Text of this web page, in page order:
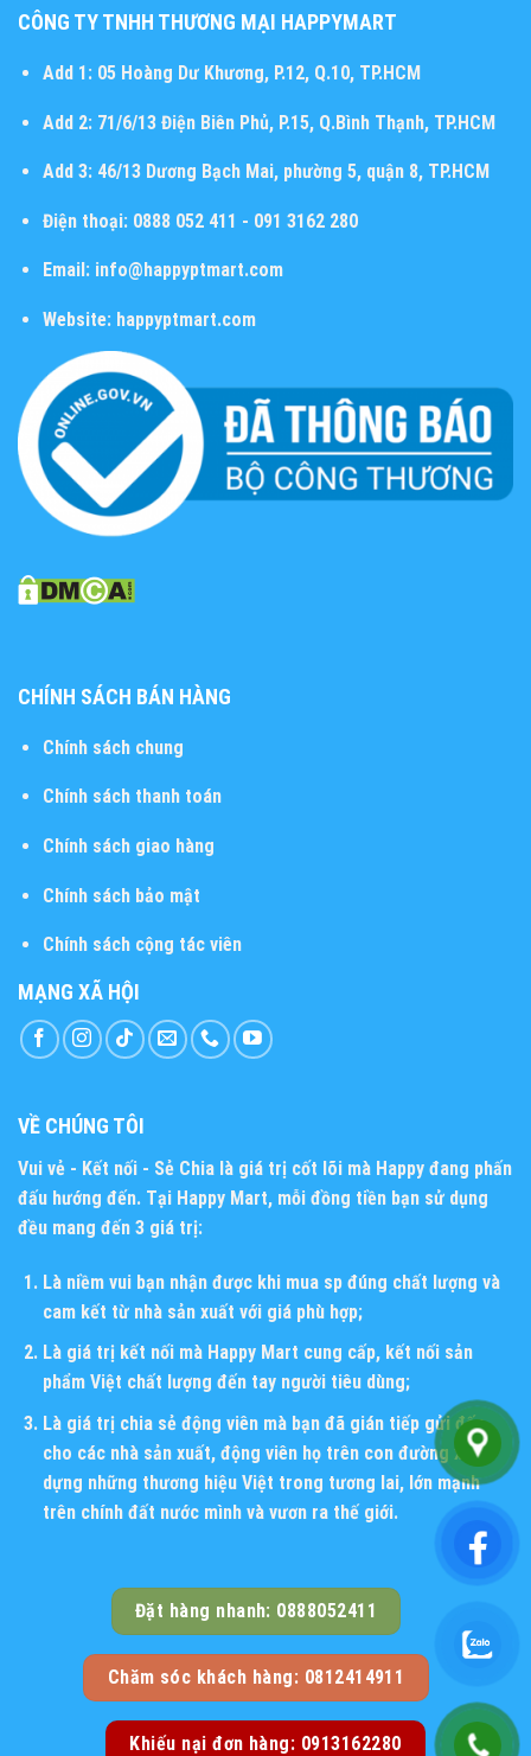
CÔNG TY TNHH THƯƠNG MẠI HAPPYMART
Add 1:05 Hoàng Dư Khương, P.12, Q.10, TP.HCM
Add 2:71/6/13 Điện Biên Phủ, P.15, Q.Bình Thạnh, TP.HCM
Add 3:46/13 Dương Bạch Mai, phường 5, quận 8, TP.HCM
Điện thoại:0888 052 411 - 091 3162 280
Email:info@happyptmart.com
Website: happyptmart.com
CHÍNH SÁCH BÁN HÀNG
Chính sách chung
Chính sách thanh toán
Chính sách giao hàng
Chính sách bảo mật
Chính sách cộng tác viên
MẠNG XÃ HỘI
VỀ CHÚNG TÔI
Vui vẻ - Kết nối - Sẻ Chia là giá trị cốt lõi mà Happy đang phấn
đấu hướng đến. Tại Happy Mart, mỗi đồng tiền bạn sử dụng
đều mang đến 3 giá trị:
Là niềm vui bạn nhận được khi mua sp đúng chất lượng và
cam kết từ nhà sản xuất với giá phù hợp;
Là giá trị kết nối mà Happy Mart cung cấp, kết nối sản
phẩm Việt chất lượng đến tay người tiêu dùng;
Là giá trị chia sẻ động viên mà bạn đã gián tiếp gửi đến
cho các nhà sản xuất, động viên họ trên con đường xây
dựng những thương hiệu Việt trong tương lai, lớn mạnh
trên chính đất nước mình và vươn ra thế giới.
Đặt hàng nhanh: 0888052411
Chăm sóc khách hàng: 0812414911
Khiếu nại đơn hàng: 0913162280